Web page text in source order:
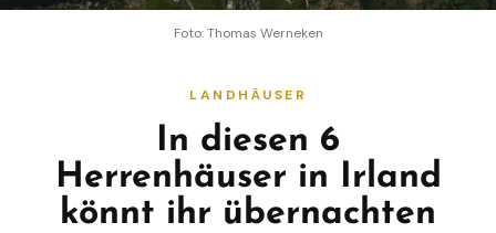
Foto: Thomas Werneken
LANDHÄUSER
In diesen 6
Herrenhäuser in Irland
könnt ihr übernachten